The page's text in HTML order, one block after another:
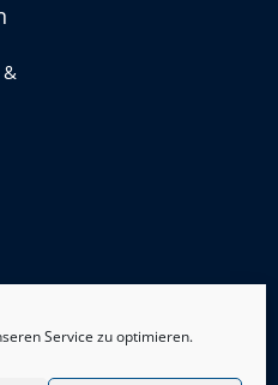
Service zu optimieren.
&